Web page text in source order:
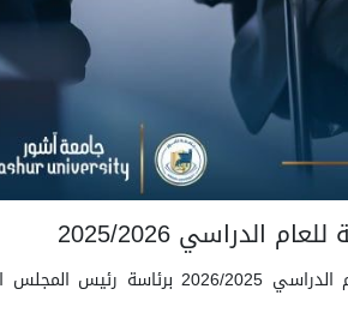
2025/2026
عقد مجلس الجامعة اجتماعه الدوري